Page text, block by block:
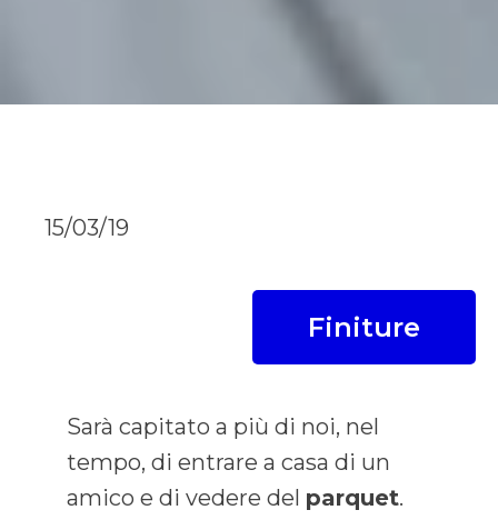
15/03/19
Finiture
Sarà capitato a più di noi, nel
tempo, di entrare a casa di un
amico e di vedere del parquet.